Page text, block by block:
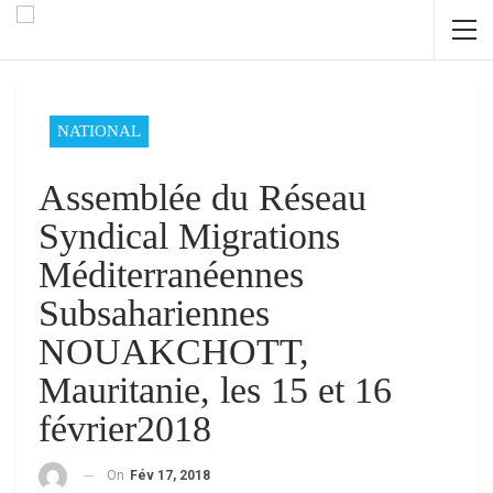
NATIONAL
Assemblée du Réseau
Syndical Migrations
Méditerranéennes
Subsahariennes
NOUAKCHOTT,
Mauritanie, les 15 et 16
février2018
On Fév 17, 2018